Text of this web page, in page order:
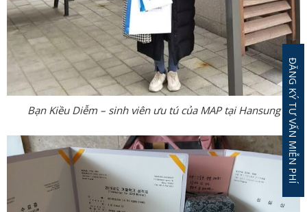
Bạn Kiều Diễm – sinh viên ưu tú của MAP tại Hansung ĐĂNG KÝ TƯ VẤN MIỄN PHÍ